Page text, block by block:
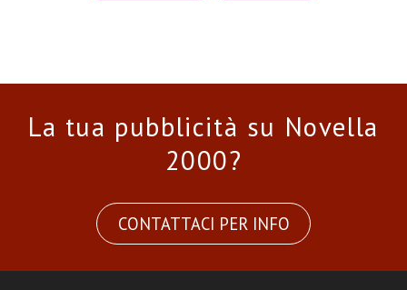
La tua pubblicità su Novella
2000?
CONTATTACI PER INFO